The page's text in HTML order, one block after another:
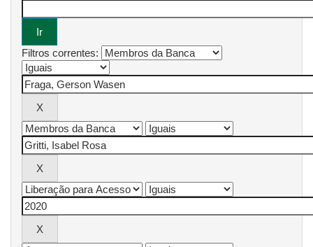
Filtros correntes: